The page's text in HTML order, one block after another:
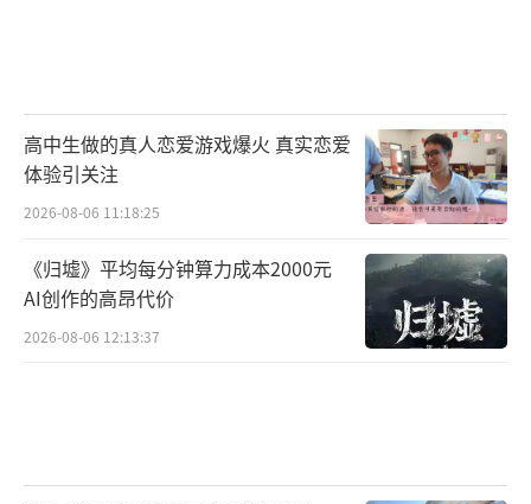
高中生做的真人恋爱游戏爆火 真实恋爱
体验引关注
2026-08-06 11:18:25
《归墟》平均每分钟算力成本2000元
AI创作的高昂代价
2026-08-06 12:13:37